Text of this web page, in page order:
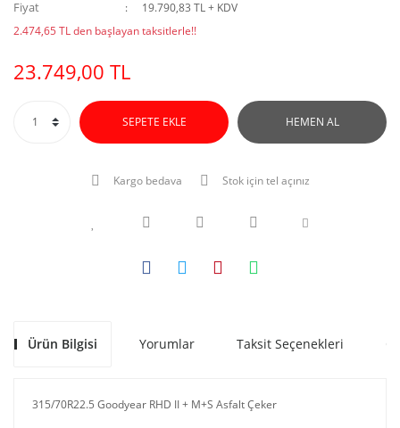
Fiyat
19.790,83 TL + KDV
2.474,65 TL den başlayan taksitlerle!!
23.749,00 TL
SEPETE EKLE HEMEN AL
Kargo bedava Stok için tel açınız
Ürün Bilgisi Yorumlar Taksit Seçenekleri
315/70R22.5 Goodyear RHD II + M+S Asfalt Çeker